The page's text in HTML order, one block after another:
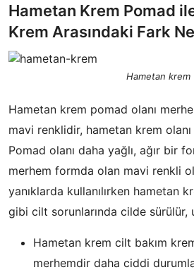
Hametan Krem Pomad
Krem Arasındaki Fark
Hametan krem
Hametan krem pomad olanı
mavi renklidir, hametan krem
Pomad olanı daha yağlı, ağır bir
merhem formda olan mavi renkli
yanıklarda kullanılırken hametan
gibi cilt sorunlarında cilde sürülür,
Hametan krem cilt bakım
merhemdir daha ciddi